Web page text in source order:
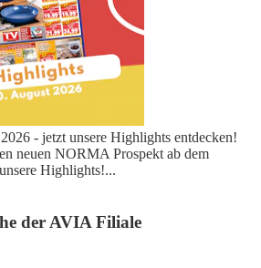
- jetzt unsere Highlights entdecken!
neuen NORMA Prospekt ab dem
Highlights!...
der AVIA Filiale